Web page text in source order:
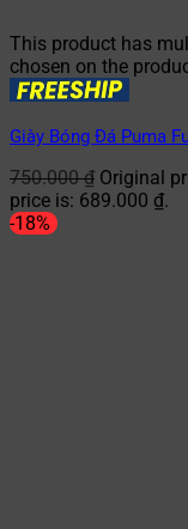
This product has
chosen on the
Giày Bóng Đá Puma
750.000₫ Original
price is: 689.000 ₫.
-18%